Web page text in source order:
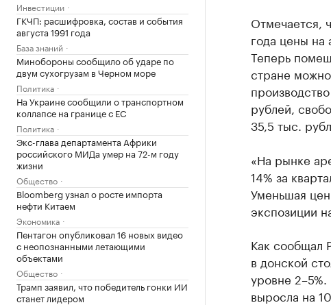
Инвестиции
ГКЧП: расшифровка, состав и события
августа 1991 года
База знаний
Минобороны сообщило об ударе по
двум сухогрузам в Черном море
Политика
На Украине сообщили о транспортном
коллапсе на границе с ЕС
Политика
Экс-глава департамента Африки
российского МИДа умер на 72-м году
жизни
Общество
Bloomberg узнал о росте импорта
нефти Китаем
Экономика
Пентагон опубликовал 16 новых видео
с неопознанными летающими
объектами
Общество
Трамп заявил, что победитель гонки ИИ
станет лидером
Отмечается,
года цены на
Теперь
стране
рублей,
35,5 тыс.
«На рынке
14% за
Уменьшая
экспозиции
Как сообщал
в донской
уровне
выросла на